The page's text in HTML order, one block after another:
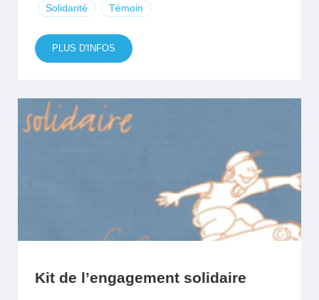
Solidarité Témoin
PLUS D'INFOS
Kit de l’engagement solidaire